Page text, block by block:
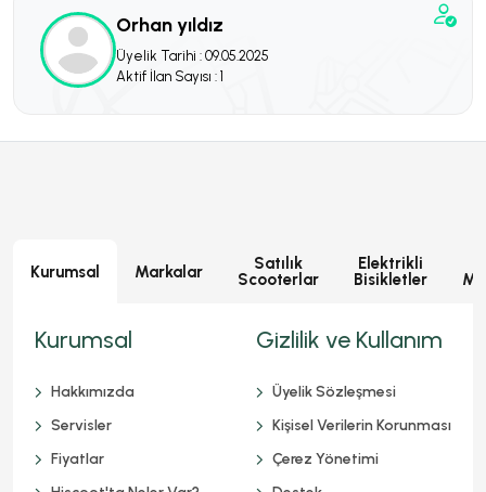
Orhan yıldız
Üyelik Tarihi : 09.05.2025
Aktif İlan Sayısı : 1
Kurumsal Markalar
Satılık
Scooterlar
Elektrikli
Bisikletler
Kurumsal
Hakkımızda
Servisler
Fiyatlar
Gizlilik ve Kullanım
Üyelik Sözleşmesi
Kişisel Verilerin Korunması
Çerez Yönetimi